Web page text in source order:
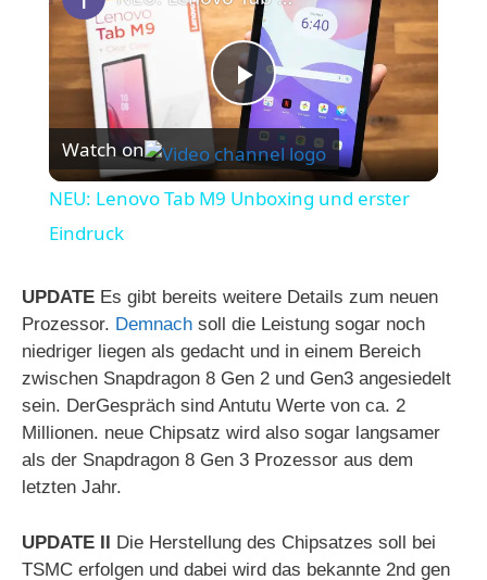
P
l
y
V
i
e
Watch on
NEU: Lenovo Tab M9 Unboxing und erster
Eindruck
UPDATE Es gibt bereits weitere Details zum neuen
Prozessor. Demnach soll die Leistung sogar noch
niedriger liegen als gedacht und in einem Bereich
zwischen Snapdragon 8 Gen 2 und Gen3 angesiedelt
sein. DerGespräch sind Antutu Werte von ca. 2
Millionen. neue Chipsatz wird also sogar langsamer
als der Snapdragon 8 Gen 3 Prozessor aus dem
letzten Jahr.
UPDATE II Die Herstellung des Chipsatzes soll bei
TSMC erfolgen und dabei wird das bekannte 2nd gen